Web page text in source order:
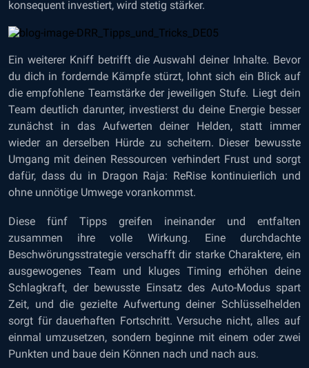
konsequent investiert, wird stetig stärker.
Ein weiterer Kniff betrifft die Auswahl deiner Inhalte. Bevor
du dich in fordernde Kämpfe stürzt, lohnt sich ein Blick auf
die empfohlene Teamstärke der jeweiligen Stufe. Liegt dein
Team deutlich darunter, investierst du deine Energie besser
zunächst in das Aufwerten deiner Helden, statt immer
wieder an derselben Hürde zu scheitern. Dieser bewusste
Umgang mit deinen Ressourcen verhindert Frust und sorgt
dafür, dass du in Dragon Raja: ReRise kontinuierlich und
ohne unnötige Umwege vorankommst.
Diese fünf Tipps greifen ineinander und entfalten
zusammen ihre volle Wirkung. Eine durchdachte
Beschwörungsstrategie verschafft dir starke Charaktere, ein
ausgewogenes Team und kluges Timing erhöhen deine
Schlagkraft, der bewusste Einsatz des Auto-Modus spart
Zeit, und die gezielte Aufwertung deiner Schlüsselhelden
sorgt für dauerhaften Fortschritt. Versuche nicht, alles auf
einmal umzusetzen, sondern beginne mit einem oder zwei
Punkten und baue dein Können nach und nach aus.